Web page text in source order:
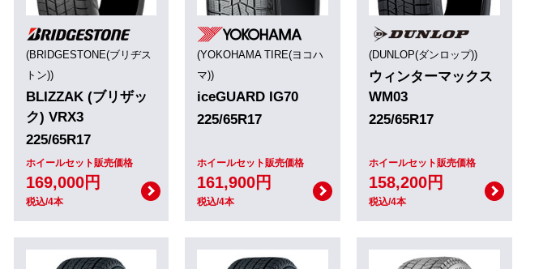
(BRIDGESTONE(ブリヂス
トン))
BLIZZAK (ブリザッ
ク) VRX3
225/65R17
ホイールセット販売価格
169,000円
税込/4本
(YOKOHAMA TIRE(ヨコハ
マ))
iceGUARD IG70
225/65R17
ホイールセット販売価格
161,900円
税込/4本
(DUNLOP(ダンロップ))
ウィンターマックス
WM03
225/65R17
ホイールセット販売価格
158,200円
税込/4本